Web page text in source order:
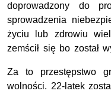
doprowadzony do
sprowadzenia
życiu lub zdrowiu
zemścił się bo został
Za to przestępstwo
wolności. 22-latek